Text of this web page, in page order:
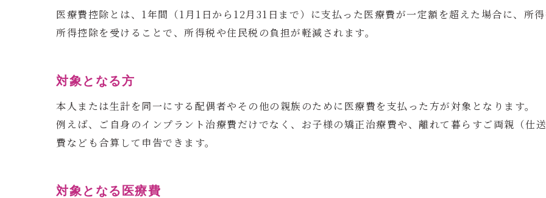
医療費控除とは、1年間（1月1日から12月31日まで）に支払った医療費が一定額を超えた場合に、所
所得控除を受けることで、所得税や住民税の負担が軽減されます。
対象となる方
本人または生計を同一にする配偶者やその他の親族のために医療費を支払った方が対象となります。
例えば、ご自身のインプラント治療費だけでなく、お子様の矯正治療費や、離れて暮らすご両親（仕
費なども合算して申告できます。
対象となる医療費